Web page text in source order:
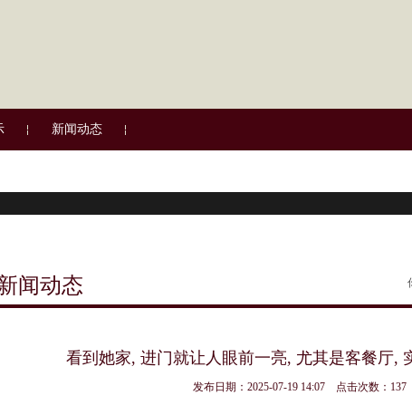
新闻动态
闻动态
看到她家, 进门就让人眼前一亮, 尤其是客餐厅,
发布日期：2025-07-19 14:07 点击次数：137